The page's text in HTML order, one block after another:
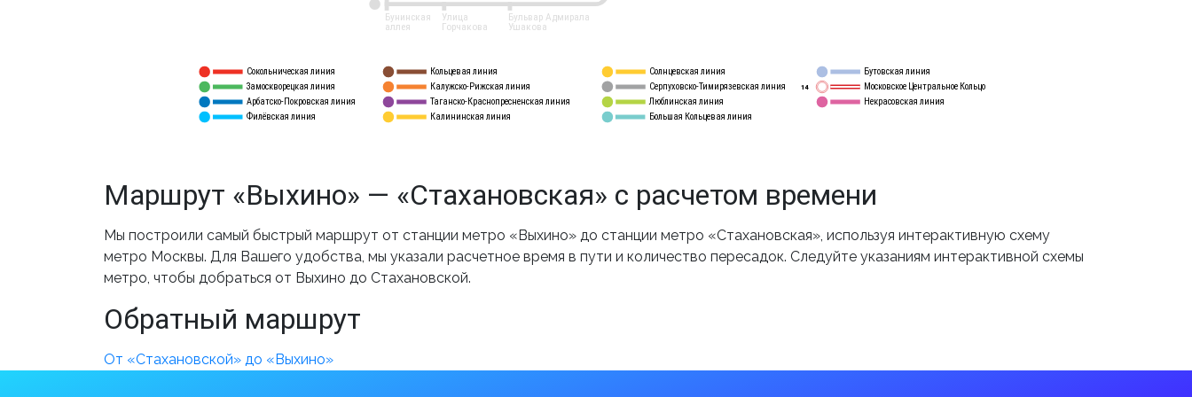
Сокольническая линия
Замоскворецкая линия
Арбатско-Покровская линия
Филёвская линия
Кольцевая линия
Калужско-Рижская линия
Таганско-Краснопресненская линия
Калининская линия
Солнцевская линия
Серпуховско-Тимирязевская линия
Люблинская линия
Бутовская линия
Московское Центральное Кольцо
Большая Кольцевая линия
Некрасовская линия
14
Бульвар Адмирала
Ушакова
Улица
Горчакова
Бунинская
аллея
Маршрут «Выхино» — «Стахановская» с расчетом времени
Мы построили самый быстрый маршрут от станции метро «Выхино» до станции метро «Стахановская», используя интерактивную схему
метро Москвы. Для Вашего удобства, мы указали расчетное время в пути и количество пересадок. Следуйте указаниям интерактивной схемы
метро, чтобы добраться от Выхино до Стахановской.
Обратный маршрут
От «Стахановской» до «Выхино»